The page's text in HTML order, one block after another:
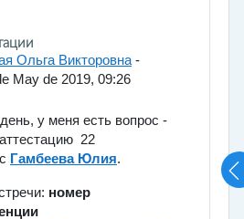
Ольга Викторовна -
May de 2019, 09:26
0
у меня есть вопрос -
22
с Гамбеева Юлия.
номер